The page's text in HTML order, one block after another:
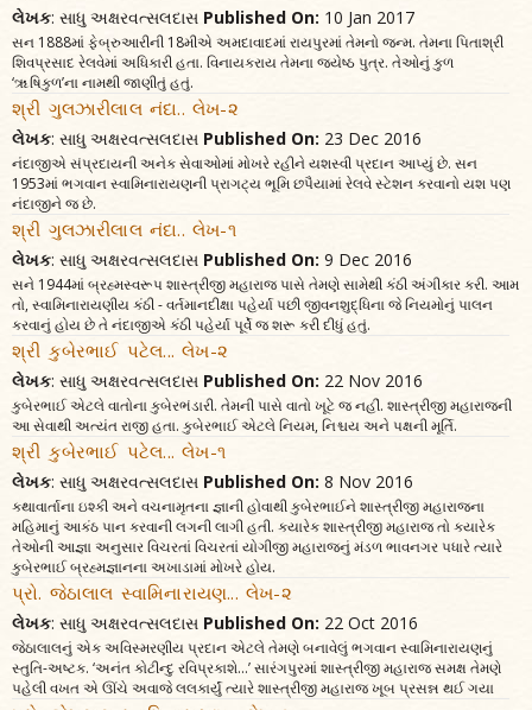
લેખક: સાધુ અક્ષરવત્સલદાસ Published On: 10 Jan 2017
સન 1888માં ફેબ્રુઆરીની 18મીએ અમદાવાદમાં રાયપુરમાં તેમનો જન્મ. તેમના પિતાશ્રી
શિવપ્રસાદ રેલવેમાં અધિકારી હતા. વિનાયકરાય તેમના જ્યેષ્ઠ પુત્ર. તેઓનું કુળ
‘ૠષિકુળ’ના નામથી જાણીતું હતું.
શ્રી ગુલઝારીલાલ નંદા.. લેખ-૨
લેખક: સાધુ અક્ષરવત્સલદાસ Published On: 23 Dec 2016
નંદાજીએ સંપ્રદાયની અનેક સેવાઓમાં મોખરે રહીને યશસ્વી પ્રદાન આપ્યું છે. સન
1953માં ભગવાન સ્વામિનારાયણની પ્રાગટ્ય ભૂમિ છપૈયામાં રેલવે સ્ટેશન કરવાનો યશ પણ
નંદાજીને જ છે.
શ્રી ગુલઝારીલાલ નંદા.. લેખ-૧
લેખક: સાધુ અક્ષરવત્સલદાસ Published On: 9 Dec 2016
સને 1944માં બ્રહ્મસ્વરૂપ શાસ્ત્રીજી મહારાજ પાસે તેમણે સામેથી કંઠી અંગીકાર કરી. આમ
તો, સ્વામિનારાયણીય કંઠી - વર્તમાનદીક્ષા પહેર્યા પછી જીવનશુદ્ધિના જે નિયમોનું પાલન
કરવાનું હોય છે તે નંદાજીએ કંઠી પહેર્યા પૂર્વે જ શરૂ કરી દીધું હતું.
શ્રી કુબેરભાઈ પટેલ... લેખ-૨
લેખક: સાધુ અક્ષરવત્સલદાસ Published On: 22 Nov 2016
કુબેરભાઈ એટલે વાતોના કુબેરભંડારી. તેમની પાસે વાતો ખૂટે જ નહીં. શાસ્ત્રીજી મહારાજની
આ સેવાથી અત્યંત રાજી હતા. કુબેરભાઈ એટલે નિયમ, નિશ્ચય અને પક્ષની મૂર્તિ.
શ્રી કુબેરભાઈ પટેલ... લેખ-૧
લેખક: સાધુ અક્ષરવત્સલદાસ Published On: 8 Nov 2016
કથાવાર્તાના ઇશ્કી અને વચનામૃતના જ્ઞાની હોવાથી કુબેરભાઈને શાસ્ત્રીજી મહારાજના
મહિમાનું આકંઠ પાન કરવાની લગની લાગી હતી. ક્યારેક શાસ્ત્રીજી મહારાજ તો ક્યારેક
તેઓની આજ્ઞા અનુસાર વિચરતાં વિચરતાં યોગીજી મહારાજનું મંડળ ભાવનગર પધારે ત્યારે
કુબેરભાઈ બ્રહ્મજ્ઞાનના અખાડામાં મોખરે હોય.
પ્રો. જેઠાલાલ સ્વામિનારાયણ... લેખ-૨
લેખક: સાધુ અક્ષરવત્સલદાસ Published On: 22 Oct 2016
જેઠાલાલનું એક અવિસ્મરણીય પ્રદાન એટલે તેમણે બનાવેલું ભગવાન સ્વામિનારાયણનું
સ્તુતિ-અષ્ટક. ‘અનંત કોટીન્દુ રવિપ્રકાશે...’ સારંગપુરમાં શાસ્ત્રીજી મહારાજ સમક્ષ તેમણે
પહેલી વખત એ ઊંચે અવાજે લલકાર્યું ત્યારે શાસ્ત્રીજી મહારાજ ખૂબ પ્રસન્ન થઈ ગયા